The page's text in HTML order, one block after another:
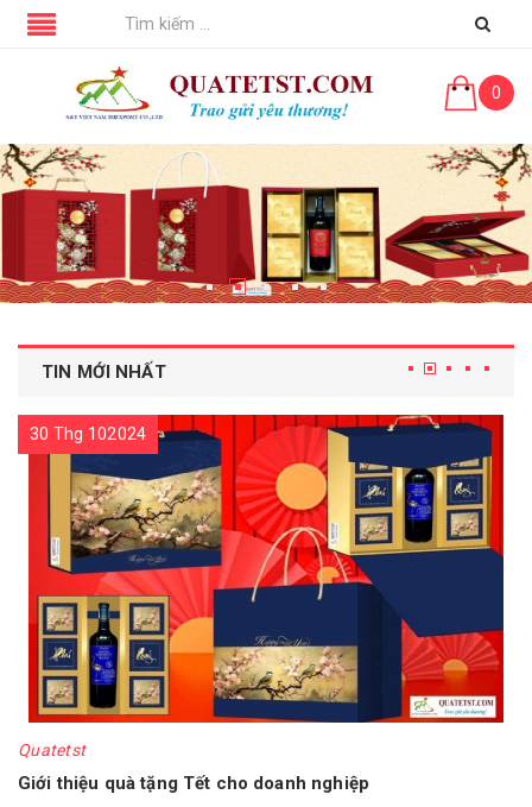
0
TIN MỚI NHẤT
30 Thg 102024
Quatetst
Giới thiệu quà tặng Tết cho doanh nghiệp